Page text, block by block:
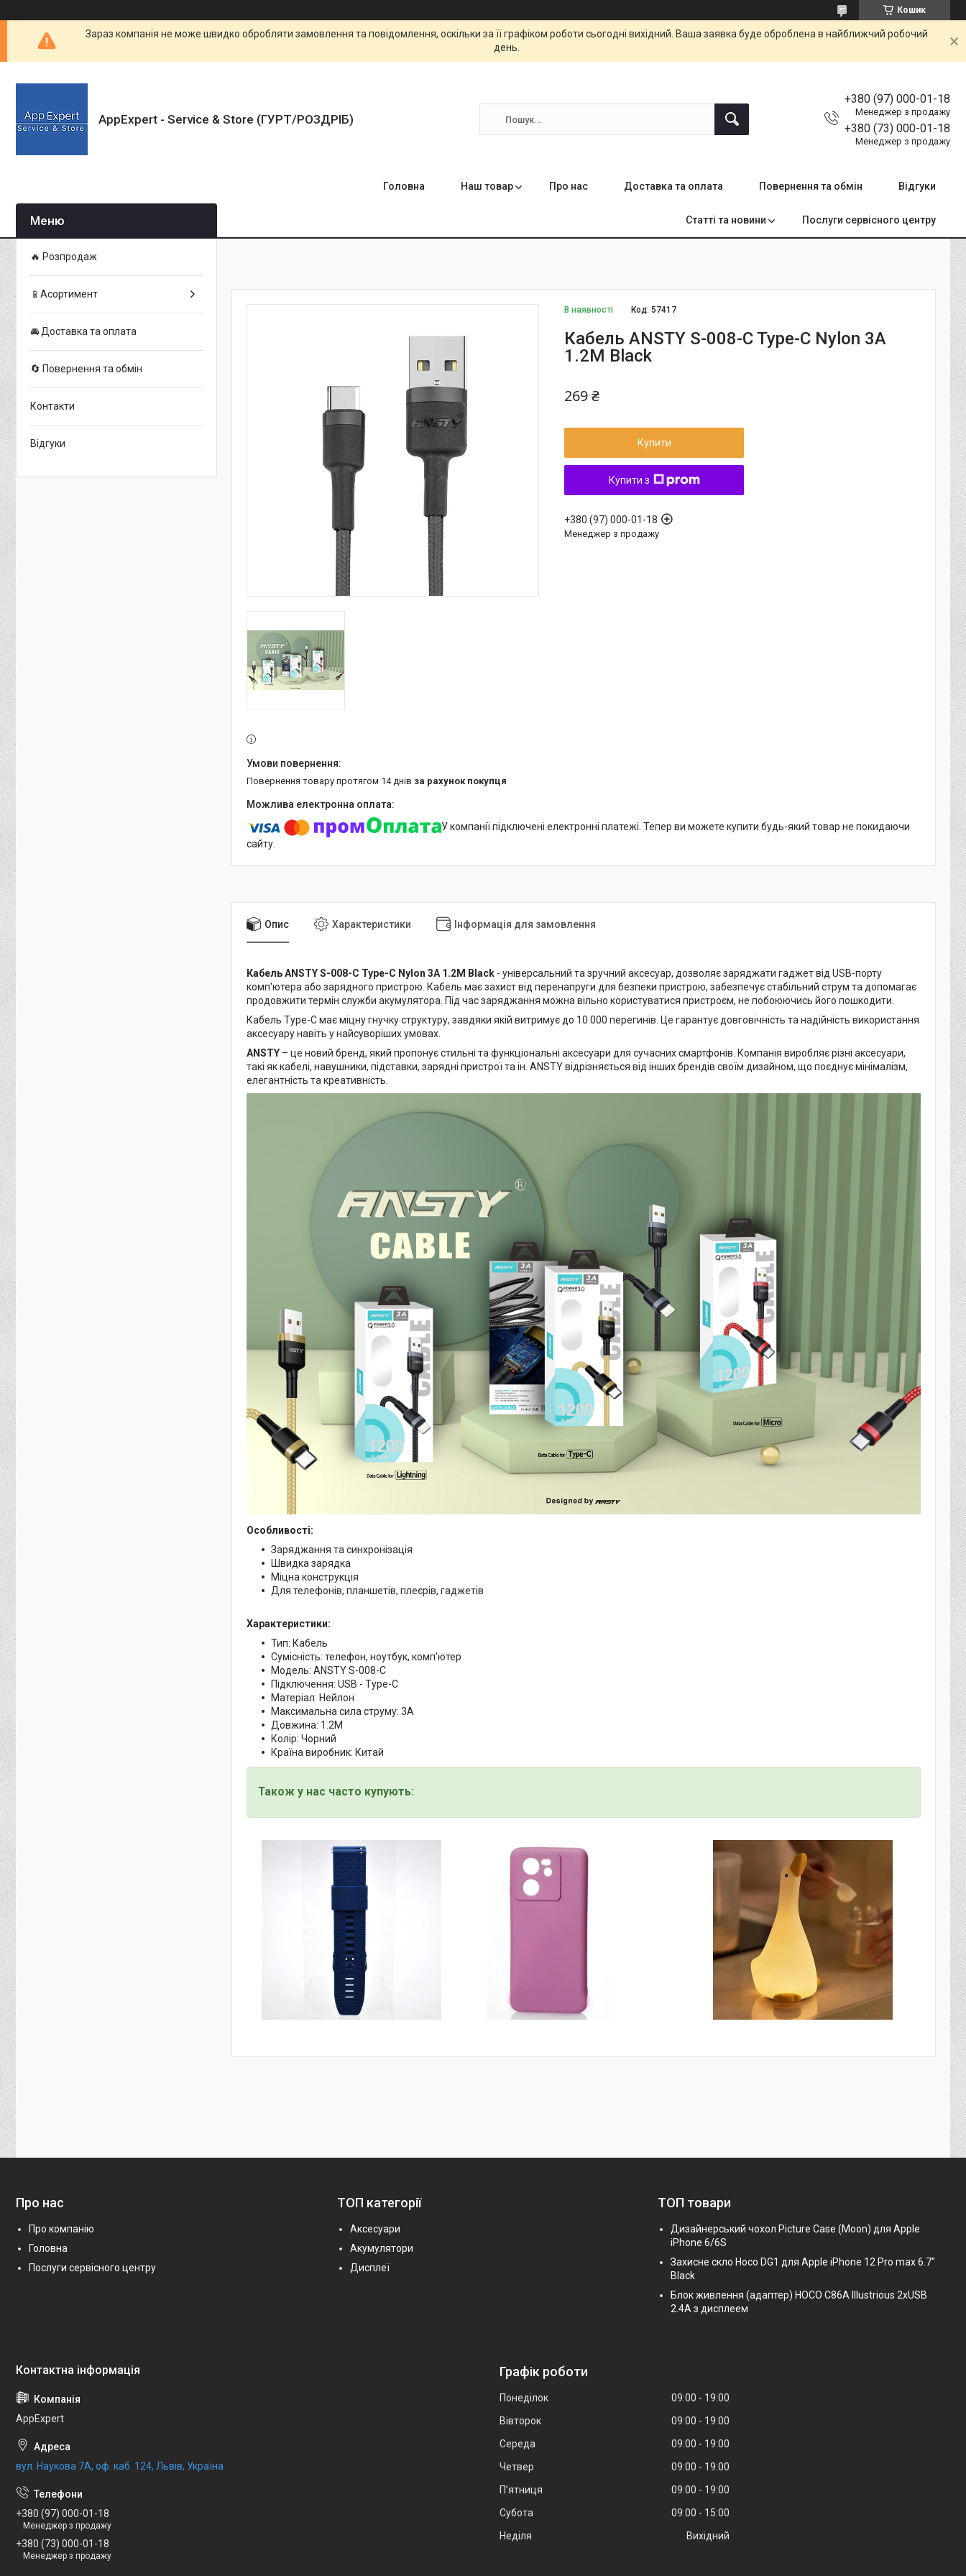
Кошик
Зараз компанія не може швидко обробляти замовлення та повідомлення, оскільки за її графіком роботи сьогодні вихідний. Ваша заявка буде оброблена в найближчий робочий
день.
AppExpert - Service & Store (ГУРТ/РОЗДРІБ)
+380 (97) 000-01-18
Менеджер з продажу
+380 (73) 000-01-18
Менеджер з продажу
Головна Наш товар Про нас Доставка та оплата Повернення та обмін Відгуки
Статті та новини Послуги сервісного центру
В наявності Код:57417
Кабель ANSTY S-008-C Type-C Nylon 3A
1.2M Black
269 ₴
Купити
Купити з
+380 (97) 000-01-18
Менеджер з продажу
повернення товару протягом 14 днів за рахунок покупця
У компанії підключені електронні платежі. Тепер ви можете купити будь-який товар не покидаючи
сайту.
Опис Характеристики Інформація для замовлення
Кабель ANSTY S-008-C Type-C Nylon 3A 1.2M Black - універсальний та зручний аксесуар, дозволяє заряджати гаджет від USB-порту
комп'ютера або зарядного пристрою. Кабель має захист від перенапруги для безпеки пристрою, забезпечує стабільний струм та допомагає
продовжити термін служби акумулятора. Під час заряджання можна вільно користуватися пристроєм, не побоюючись його пошкодити.
Кабель Type-C має міцну гнучку структуру, завдяки якій витримує до 10 000 перегинів. Це гарантує довговічність та надійність використання
аксесуару навіть у найсуворіших умовах.
ANSTY – це новий бренд, який пропонує стильні та функціональні аксесуари для сучасних смартфонів. Компанія виробляє різні аксесуари,
такі як кабелі, навушники, підставки, зарядні пристрої та ін. ANSTY відрізняється від інших брендів своїм дизайном, що поєднує мінімалізм,
елегантність та креативність.
Особливості:
Заряджання та синхронізація
Швидка зарядка
Міцна конструкція
Для телефонів, планшетів, плеєрів, гаджетів
Характеристики:
Тип: Кабель
Сумісність: телефон, ноутбук, комп'ютер
Модель: ANSTY S-008-C
Підключення: USB - Type-C
Матеріал: Нейлон
Максимальна сила струму: 3A
Довжина: 1.2M
Колір: Чорний
Країна виробник: Китай
Також у нас часто купують:
🔥 Розпродаж
📱Асортимент
🚘 Доставка та оплата
🔄 Повернення та обмін
Контакти
Відгуки
Про нас
Про компанію
Головна
Послуги сервісного центру
ТОП категорії
Аксесуари
Акумулятори
Дисплеї
ТОП товари
Дизайнерський чохол Picture Case (Moon) для Apple
iPhone 6/6S
Захисне скло Hoco DG1 для Apple iPhone 12 Pro max 6.7"
Black
Блок живлення (адаптер) HOCO C86A Illustrious 2xUSB
2.4A з дисплеем
AppExpert
вул. Наукова 7А, оф. каб. 124, Львів, Україна
+380 (97) 000-01-18
Менеджер з продажу
+380 (73) 000-01-18
Менеджер з продажу
Графік роботи
Понеділок 09:00
19:00
Вівторок
09:00
19:00
Середа
09:00
19:00
Четвер
09:00
19:00
Пʼятниця
09:00
19:00
Субота
09:00
15:00
Неділя
Вихідний